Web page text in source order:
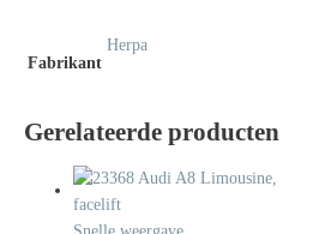
Fabrikant
Herpa
Gerelateerde producten